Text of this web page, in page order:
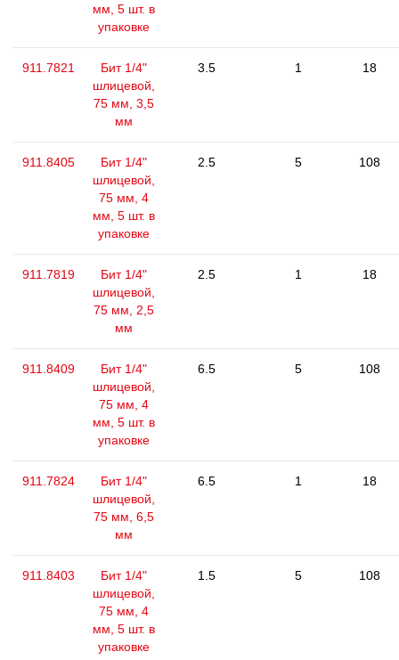
мм, 5 шт. в
упаковке
911.7821
Бит 1/4"
шлицевой,
75 мм, 3,5
мм
3.5 1 18
911.8405
Бит 1/4"
шлицевой,
75 мм, 4
мм, 5 шт. в
упаковке
2.5 5 108
911.7819
Бит 1/4"
шлицевой,
75 мм, 2,5
мм
2.5 1 18
911.8409
Бит 1/4"
шлицевой,
75 мм, 4
мм, 5 шт. в
упаковке
6.5 5 108
911.7824
Бит 1/4"
шлицевой,
75 мм, 6,5
мм
6.5 1 18
911.8403
Бит 1/4"
шлицевой,
75 мм, 4
мм, 5 шт. в
упаковке
1.5 5 108